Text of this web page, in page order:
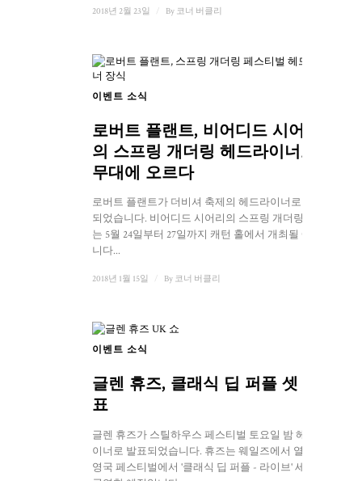
2018년 2월 23일 By 코너 버클리
이벤트 소식
로버트 플랜트, 비어디드 시어리
의 스프링 개더링 헤드라이너로
무대에 오르다
로버트 플랜트가 더비셔 축제의 헤드라이너로 발표
되었습니다. 비어디드 시어리의 스프링 개더링 축제
는 5월 24일부터 27일까지 캐턴 홀에서 개최될 예정입
니다...
2018년 1월 15일 By 코너 버클리
이벤트 소식
글렌 휴즈, 클래식 딥 퍼플 셋 발
표
글렌 휴즈가 스틸하우스 페스티벌 토요일 밤 헤드라
이너로 발표되었습니다. 휴즈는 웨일즈에서 열리는
영국 페스티벌에서 '클래식 딥 퍼플 - 라이브' 세트를